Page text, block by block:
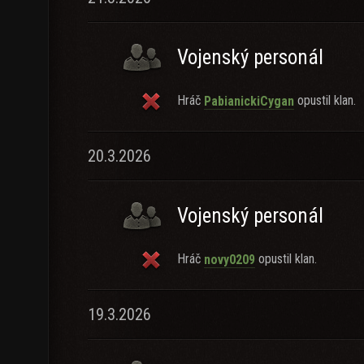
Vojenský personál
Hráč PabianickiCygan opustil klan.
20.3.2026
Vojenský personál
Hráč novy0209 opustil klan.
19.3.2026